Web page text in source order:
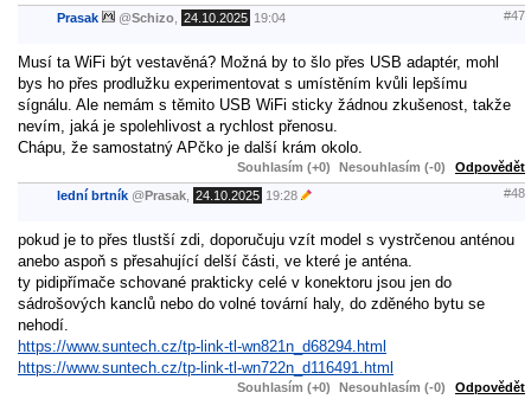
Prasak @Schizo 24.10.2025 19:04 #47
Musí ta WiFi být vestavěná? Možná by to šlo přes USB adaptér, mohl
bys ho přes prodlužku experimentovat s umístěním kvůli lepšímu
sígnálu. Ale nemám s těmito USB WiFi sticky žádnou zkušenost, takže
nevím, jaká je spolehlivost a rychlost přenosu.
Chápu, že samostatný APčko je další krám okolo.
Souhlasím (+0) Nesouhlasím (-0) Odpovědět
lední brtník @ Prasak 24.10.2025 19:28 #48
pokud je to přes tlustší zdi, doporučuju vzít model s vystrčenou anténou
anebo aspoň s přesahující delší části, ve které je anténa.
ty pidipřímače schované prakticky celé v konektoru jsou jen do
sádrošových kanclů nebo do volné tovární haly, do zděného bytu se
nehodí.
https://www.suntech.cz/tp-link-tl-wn821n_d68294.html
https://www.suntech.cz/tp-link-tl-wn722n_d116491.html
Souhlasím (+0) Nesouhlasím (-0) Odpovědět